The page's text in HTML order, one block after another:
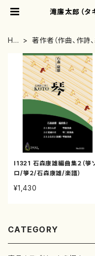
滝廉太郎（
HO
著作者（作曲、作詩
I1321 石森康雄編曲集２（箏
ロ/箏２/石森康雄/楽譜）
¥1,430
CATEGORY